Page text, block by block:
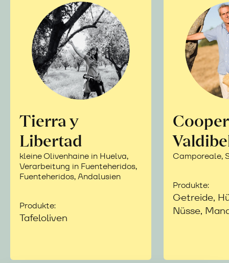
Tierra y
Libertad
kleine Olivenhaine in Huelva,
Verarbeitung in Fuenteheridos,
Fuenteheridos, Andalusien
Produkte:
Tafeloliven
Camporeale,
Produkte:
Getreide,
Nüsse,